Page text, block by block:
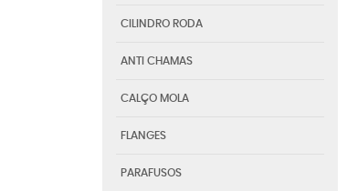
CILINDRO RODA
ANTI CHAMAS
CALÇO MOLA
FLANGES
PARAFUSOS